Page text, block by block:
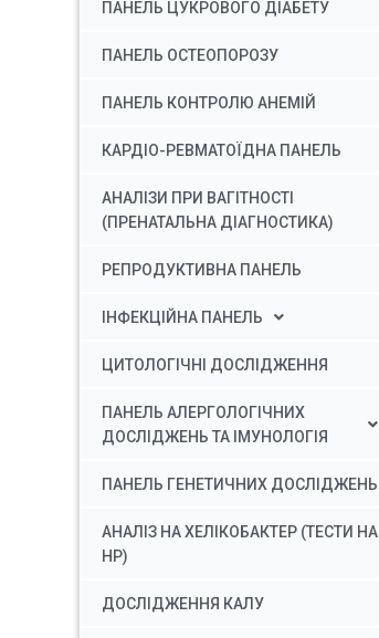
ПАНЕЛЬ ЦУКРОВОГО ДІАБЕТУ
ПАНЕЛЬ ОСТЕОПОРОЗУ
ПАНЕЛЬ КОНТРОЛЮ АНЕМІЙ
КАРДІО-РЕВМАТОЇДНА ПАНЕЛЬ
АНАЛІЗИ ПРИ ВАГІТНОСТІ
(ПРЕНАТАЛЬНА ДІАГНОСТИКА)
РЕПРОДУКТИВНА ПАНЕЛЬ
ІНФЕКЦІЙНА ПАНЕЛЬ
ЦИТОЛОГІЧНІ ДОСЛІДЖЕННЯ
ПАНЕЛЬ АЛЕРГОЛОГІЧНИХ
ДОСЛІДЖЕНЬ ТА ІМУНОЛОГІЯ
ПАНЕЛЬ ГЕНЕТИЧНИХ ДОСЛІДЖЕНЬ
АНАЛІЗ НА ХЕЛІКОБАКТЕР (ТЕСТИ НА
HP)
ДОСЛІДЖЕННЯ КАЛУ